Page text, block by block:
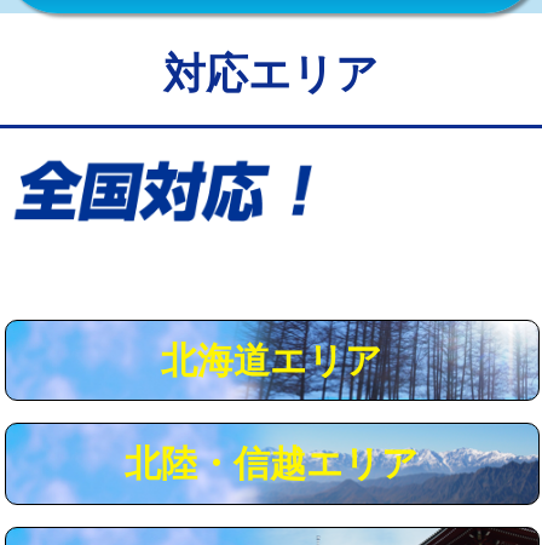
給水管工事※（保温材使用（バンド止
5,500円
給水管工事※（土の掘削・埋め戻し作
業)
用（追加）/3ｍ超え)
給水管工事※（ライニング鋼管・銅
44,000円
給水管工事※（ライニング鋼管・銅
管・ポリ管・HT管使用/3ｍ超え)
+8,800円
マス交換（土の掘削・埋め戻し作業） 11,000円~
対応エリア
北海道エリア
北陸・信越エリア